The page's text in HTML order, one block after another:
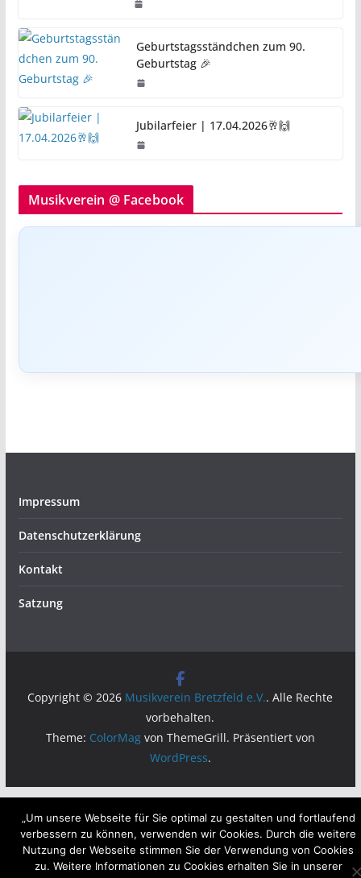
Geburtstagsständchen zum 90.
Geburtstag 🎉
Jubilarfeier | 17.04.2026🥂🙌
Musikverein @ Facebook
Impressum
Datenschutzerklärung
Kontakt
Satzung
Copyright © 2026 Musikverein Bretzfeld e.V.. Alle Rechte
vorbehalten.
Theme: ColorMagvon ThemeGrill. Präsentiert von
WordPress.
„Um unsere Webseite für Sie optimal zu gestalten und fortlaufend
verbessern zu können, verwenden wir Cookies. Durch die weitere
Nutzung der Webseite stimmen Sie der Verwendung von Cookies
zu. Weitere Informationen zu Cookies erhalten Sie in unserer